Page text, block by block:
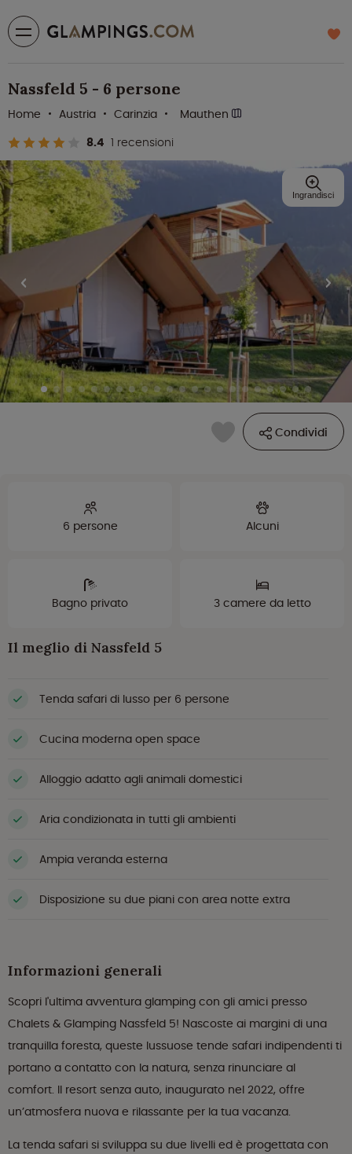
Nassfeld 5 - 6 persone
8.4 1 recensioni
Home Austria Carinzia Mauthen
Condividi
Ingrandisci
6 persone Alcuni
Bagno privato 3 camere da letto
Il meglio di Nassfeld 5
Tenda safari di lusso per 6 persone
Cucina moderna open space
Alloggio adatto agli animali domestici
Aria condizionata in tutti gli ambienti
Ampia veranda esterna
Disposizione su due piani con area notte extra
Informazioni generali
Scopri l'ultima avventura glamping con gli amici presso
Chalets & Glamping Nassfeld 5! Nascoste ai margini di una
tranquilla foresta, queste lussuose tende safari indipendenti ti
portano a contatto con la natura, senza rinunciare al
comfort. Il resort senza auto, inaugurato nel 2022, offre
un’atmosfera nuova e rilassante per la tua vacanza.
La tenda safari si sviluppa su due livelli ed è progettata con